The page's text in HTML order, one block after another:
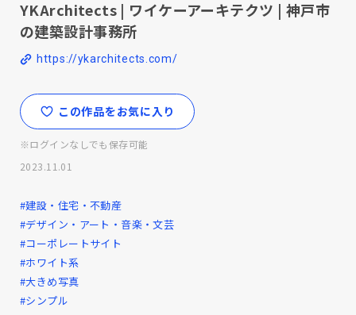
YKArchitects | ワイケーアーキテクツ | 神戸市
の建築設計事務所
https://ykarchitects.com/
この作品をお気に入り
※ログインなしでも保存可能
2023.11.01
#建設・住宅・不動産
#デザイン・アート・音楽・文芸
#コーポレートサイト
#ホワイト系
#大きめ写真
#シンプル